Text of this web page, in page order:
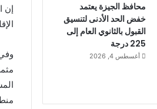
إن
محافظ الجيزة يعتمد
خفض الحد الأدنى لتنسيق
القبول بالثانوي العام إلى
225 درجة
أغسطس 4, 2026